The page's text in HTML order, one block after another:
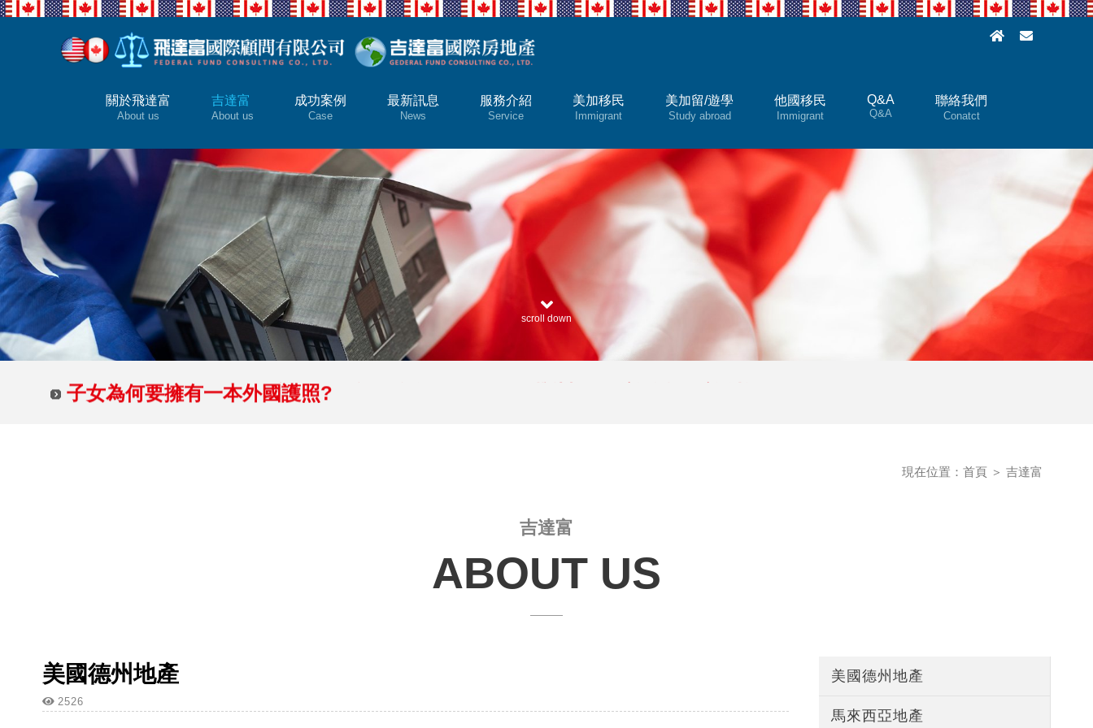
關於飛達富
About us
吉達富
About us
成功案例
Case
最新訊息
News
服務介紹
Service
美加移民
Immigrant
美加留/遊學
Study abroad
他國移民
Immigrant
Q&A
Q&A
聯絡我們
Conatct
scroll down
子女為何要擁有一本外國護照?
子女為何要擁有一本外國護照?
現在位置： 首頁 ＞ 吉達富
吉達富
ABOUT US
美國德州地產
馬來西亞地產
美國德州地產
2526